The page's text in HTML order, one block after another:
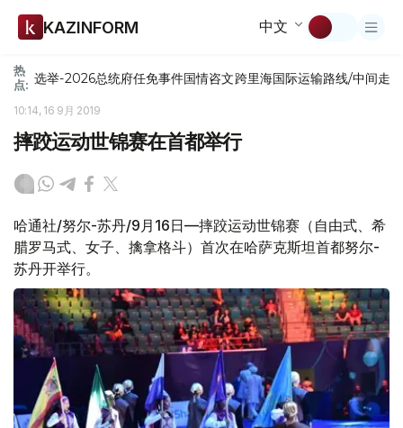
KAZINFORM 中文
热
点: 选举-2026总统府任免事件国情咨文跨里海国际运输路线/中间走廊
10:14, 16 9月 2019
摔跤运动世锦赛在首都举行
哈通社/努尔-苏丹/9月16日—摔跤运动世锦赛（自由式、希
腊罗马式、女子、擒拿格斗）首次在哈萨克斯坦首都努尔-
苏丹开举行。